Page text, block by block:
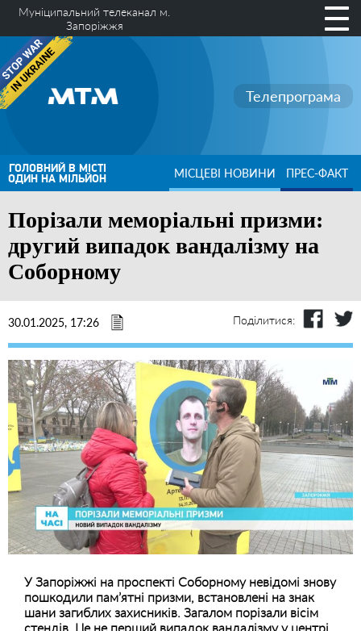
Муніципальний телеканал м.
Запоріжжя
Телепрограма
ГОЛОВНИЙ В МІСТІ
ОДИН НА МІЛЬЙОН МІСЦЕВІ НОВИНИ ПРЕС-ФАКТ
Порізали меморіальні призми:
другий випадок вандалізму на
Соборному
30.01.2025, 17:26 Поділитися:
У Запоріжжі на проспекті Соборному невідомі знову
пошкодили пам’ятні призми, встановлені на знак
шани загиблих захисників. Загалом порізали вісім
стендів. Це не перший випадок вандалізму у центрі